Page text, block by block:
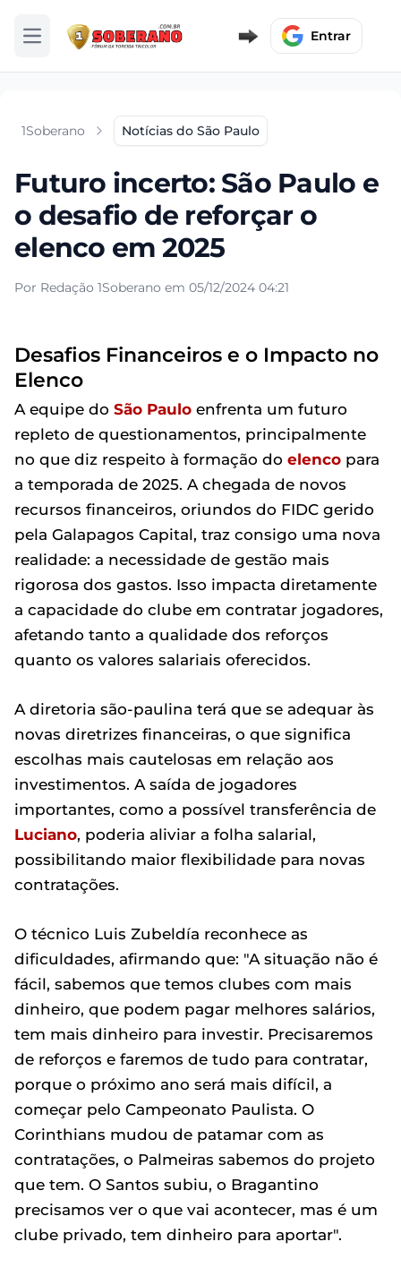
Abrir menu Entrar
1Soberano Notícias do São Paulo
Futuro incerto: São Paulo e
o desafio de reforçar o
elenco em 2025
Por Redação 1Soberano em 05/12/2024 04:21
Desafios Financeiros e o Impacto no
Elenco
A equipe do São Paulo enfrenta um futuro
repleto de questionamentos, principalmente
no que diz respeito à formação do elenco para
a temporada de 2025. A chegada de novos
recursos financeiros, oriundos do FIDC gerido
pela Galapagos Capital, traz consigo uma nova
realidade: a necessidade de gestão mais
rigorosa dos gastos. Isso impacta diretamente
a capacidade do clube em contratar jogadores,
afetando tanto a qualidade dos reforços
quanto os valores salariais oferecidos.
A diretoria são-paulina terá que se adequar às
novas diretrizes financeiras, o que significa
escolhas mais cautelosas em relação aos
investimentos. A saída de jogadores
importantes, como a possível transferência de
Luciano, poderia aliviar a folha salarial,
possibilitando maior flexibilidade para novas
contratações.
O técnico Luis Zubeldía reconhece as
dificuldades, afirmando que: "A situação não é
fácil, sabemos que temos clubes com mais
dinheiro, que podem pagar melhores salários,
tem mais dinheiro para investir. Precisaremos
de reforços e faremos de tudo para contratar,
porque o próximo ano será mais difícil, a
começar pelo Campeonato Paulista. O
Corinthians mudou de patamar com as
contratações, o Palmeiras sabemos do projeto
que tem. O Santos subiu, o Bragantino
precisamos ver o que vai acontecer, mas é um
clube privado, tem dinheiro para aportar".